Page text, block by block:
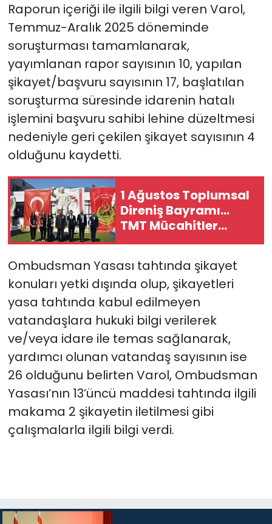
Raporun içeriği ile ilgili bilgi veren Varol,
Temmuz-Aralık 2025 döneminde
soruşturması tamamlanarak,
yayımlanan rapor sayısının 10, yapılan
şikayet/başvuru sayısının 17, başlatılan
soruşturma süresinde idarenin hatalı
işlemini başvuru sahibi lehine düzeltmesi
nedeniyle geri çekilen şikayet sayısının 4
olduğunu kaydetti.
1 Ağustos Toplumsal
Direniş Bayramı...
TMT Mücahitler
Derneği’nde tören
Ombudsman Yasası tahtında şikayet
konuları yetki dışında olup, şikayetleri
yasa tahtında kabul edilmeyen
vatandaşlara hukuki bilgi verilerek
ve/veya idare ile temas sağlanarak,
yardımcı olunan vatandaş sayısının ise
26 olduğunu belirten Varol, Ombudsman
Yasası’nın 13’üncü maddesi tahtında ilgili
makama 2 şikayetin iletilmesi gibi
çalışmalarla ilgili bilgi verdi.